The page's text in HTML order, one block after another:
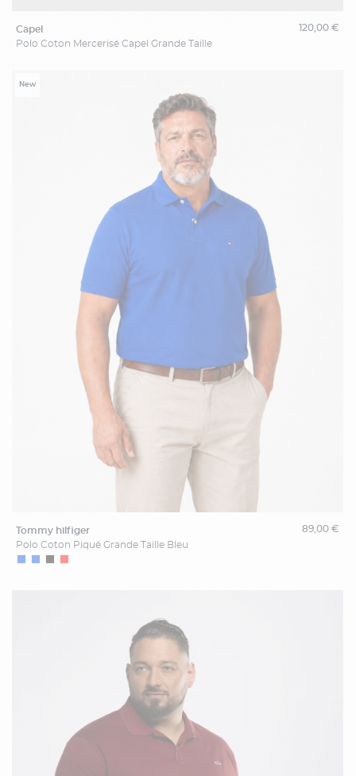
capel
Polo Coton Mercerisé Capel Grande Taille
120,00 €
New
tommy hilfiger
Polo Coton Piqué Grande Taille Bleu
89,00 €